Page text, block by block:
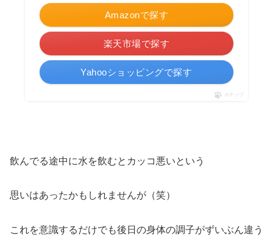
Amazonで探す
楽天市場で探す
Yahooショッピングで探す
ポチップ
飲んでる途中に水を飲むとカッコ悪いという
思いはあったかもしれませんが（笑）
これを意識するだけでも後日の身体の調子がずいぶん違う